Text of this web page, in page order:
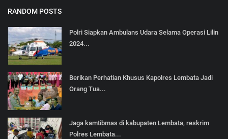
RANDOM POSTS
Polri Siapkan Ambulans Udara Selama Operasi Lilin
2024...
Berikan Perhatian Khusus Kapolres Lembata Jadi
Orang Tua...
Jaga kamtibmas di kabupaten Lembata, reskrim
Polres Lembata...